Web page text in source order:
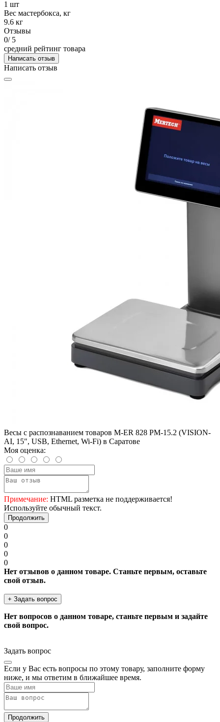
1 шт
Вес мастербокса, кг
9.6 кг
Отзывы
0/ 5
средний рейтинг товара
Написать отзыв
Написать отзыв
Весы с распознаванием товаров M-ER 828 PM-15.2 (VISION-
AI, 15", USB, Ethernet, Wi-Fi) в Саратове
Моя оценка:
Примечание: HTML разметка не поддерживается!
Используйте обычный текст.
Продолжить
0
0
0
0
0
Нет отзывов о данном товаре. Станьте первым, оставьте
свой отзыв.
+ Задать вопрос
Нет вопросов о данном товаре, станьте первым и задайте
свой вопрос.
Задать вопрос
Если у Вас есть вопросы по этому товару, заполните форму
ниже, и мы ответим в ближайшее время.
Продолжить